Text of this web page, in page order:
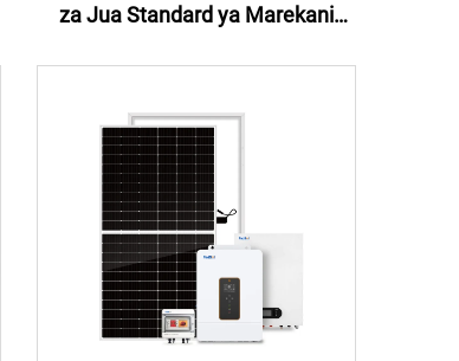
za Jua Standard ya Marekani
wa Kienergia cha Jua Mfumo wa